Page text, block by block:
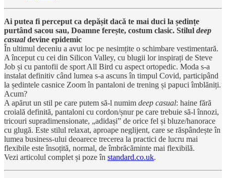
Ai putea fi perceput ca depășit dacă te mai duci la ședințe
purtând sacou sau, Doamne ferește, costum clasic. Stilul deep
casualdevine epidemic
În ultimul deceniu a avut loc pe nesimțite o schimbare vestimentară.
A început cu cei din Silicon Valley, cu blugii lor inspirați de Steve
Job și cu pantofii de sport All Bird cu aspect ortopedic. Moda s-a
instalat definitiv când lumea s-a ascuns în timpul Covid, participând
la ședintele casnice Zoom în pantaloni de trening și papuci îmblăniți.
Acum?
A apărut un stil pe care putem să-l numim deep casual: haine fără
croială definită, pantaloni cu cordon/șnur pe care trebuie să-l înnozi,
tricouri supradimensionate, „adidași” de orice fel și bluze/hanorace
cu glugă. Este stilul relaxat, aproape neglijent, care se răspândește în
lumea business-ului deoarece trecerea la practici de lucru mai
flexibile este însoțită, normal, de îmbrăcăminte mai flexibilă.
Vezi articolul complet și poze în standard.co.uk.